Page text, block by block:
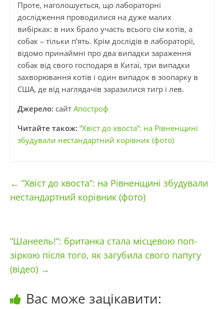
Проте, наголошується, що лабораторні
дослідження проводилися на дуже малих
вибірках: в них брало участь всього сім котів, а
собак – тільки п’ять. Крім дослідів в лабораторії,
відомо принаймні про два випадки зараження
собак від свого господаря в Китаї, три випадки
захворювання котів і один випадок в зоопарку в
США, де від наглядачів заразилися тигр і лев.
Джерело: сайт Апостроф
Читайте також: “Хвіст до хвоста”: на Рівненщині
збудували нестандартний корівник (фото)
← “Хвіст до хвоста”: на Рівненщині збудували
нестандартний корівник (фото)
“Шанеель!”: британка стала місцевою поп-
зіркою після того, як загубила свого папугу
(відео) →
Вас може зацікавити: